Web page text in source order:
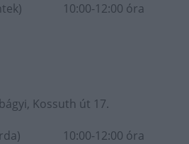
10:00-12:00 óra
Kossuth út 17.
10:00-12:00 óra